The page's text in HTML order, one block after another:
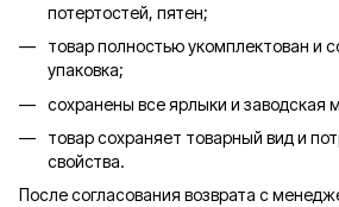
потертостей, пятен;
товар полностью укомплектован и
упаковка;
сохранены все ярлыки и заводская
товар сохраняет товарный вид и
свойства.
После согласования возврата с